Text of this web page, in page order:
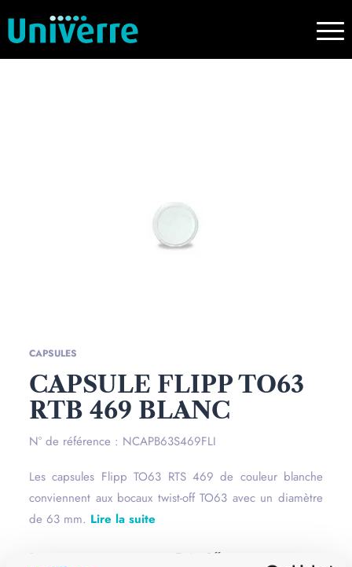
CAPSULES
CAPSULE FLIPP TO63
RTB 469 BLANC
N° de référence : NCAPB63S469FLI
Les capsules Flipp TO63 RTS 469 de couleur blanche
conviennent aux bocaux twist-off TO63 avec un diamètre
de 63 mm. Lire la suite
Twist Off